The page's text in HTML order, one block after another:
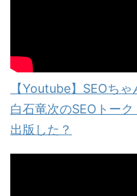
【Youtube】SEOち
白石竜次のSEOトー
出版した？